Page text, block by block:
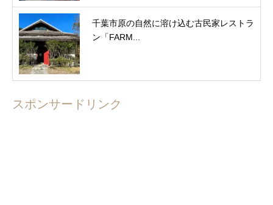
千葉市原の自然に溶け込む古民家レストラ
ン「FARM...
スポンサードリンク